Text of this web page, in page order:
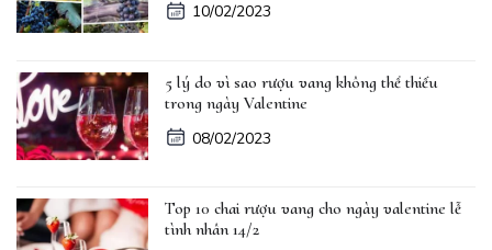
10/02/2023
5 lý do vì sao rượu vang không thể thiếu
trong ngày Valentine
08/02/2023
Top 10 chai rượu vang cho ngày valentine lễ
tình nhân 14/2